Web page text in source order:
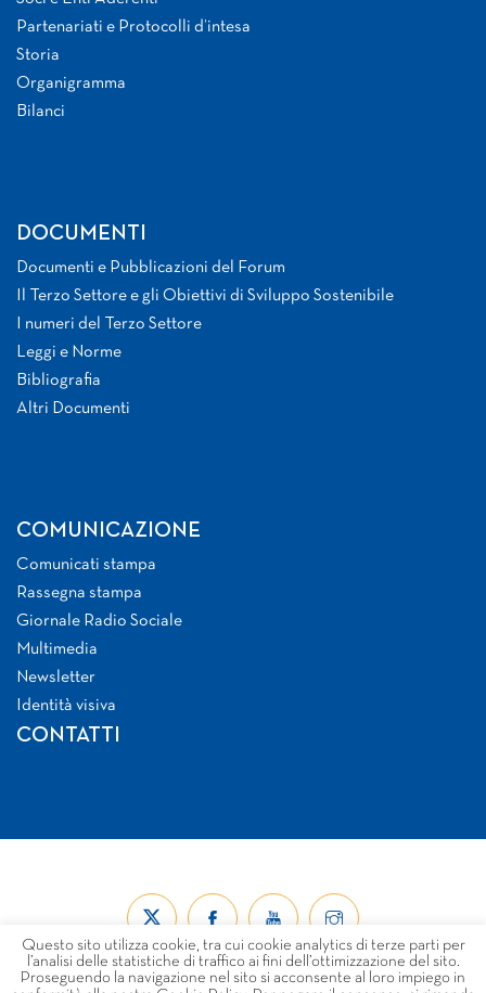
Partenariati e Protocolli d’intesa
Storia
Organigramma
Bilanci
DOCUMENTI
Documenti e Pubblicazioni del Forum
Il Terzo Settore e gli Obiettivi di Sviluppo Sostenibile
I numeri del Terzo Settore
Leggi e Norme
Bibliografia
Altri Documenti
COMUNICAZIONE
Comunicati stampa
Rassegna stampa
Giornale Radio Sociale
Multimedia
Newsletter
Identità visiva
CONTATTI
Questo sito utilizza cookie, tra cui cookie analytics di terze parti per
l’analisi delle statistiche di traffico ai fini dell’ottimizzazione del sito.
Proseguendo la navigazione nel sito si acconsente al loro impiego in